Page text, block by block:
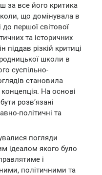
за все його критика
що домінувала в
до першої світової
та історичних
піддав різкій критиці
школи в
суспільно-
становила
На основі
розв’язані
політичні та
погляди
ідеалом якого було
і
політичними та